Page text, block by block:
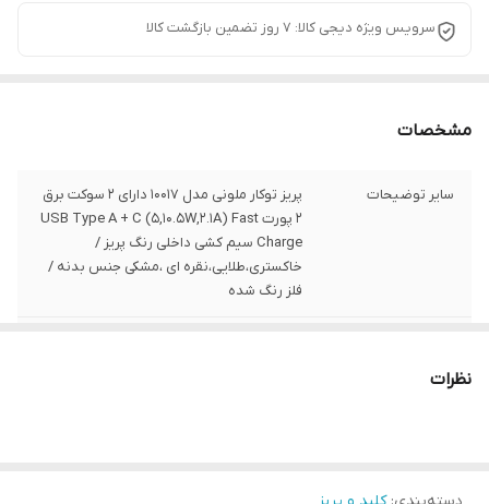
سرویس ویژه دیجی کالا: 7 روز تضمین بازگشت کالا
مشخصات
سایر توضیحات
پریز توکار ملونی مدل 10017 دارای 2 سوکت برق
2 پورت USB Type A + C (5,10.5W,2.1A) Fast
Charge سیم کشی داخلی رنگ پریز /
خاکستری،طلایی،نقره ای ،مشکی جنس بدنه /
فلز رنگ شده
وزن
شدت جریان
نظرات